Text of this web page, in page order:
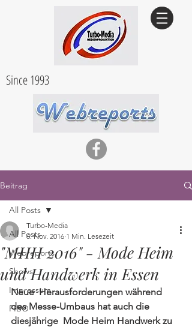
Since 1993
Beitrag
All Posts
Webreports
Shows
Impressum
FIBO
All Posts
"MHH 2016" - Mode Heim
und Handwerk in Essen
Turbo-Media
6. Nov. 2016 1 Min. Lesezeit
Neue  Herausforderungen während
des Messe-Umbaus hat auch die
diesjährige  Mode Heim Handwerk zu